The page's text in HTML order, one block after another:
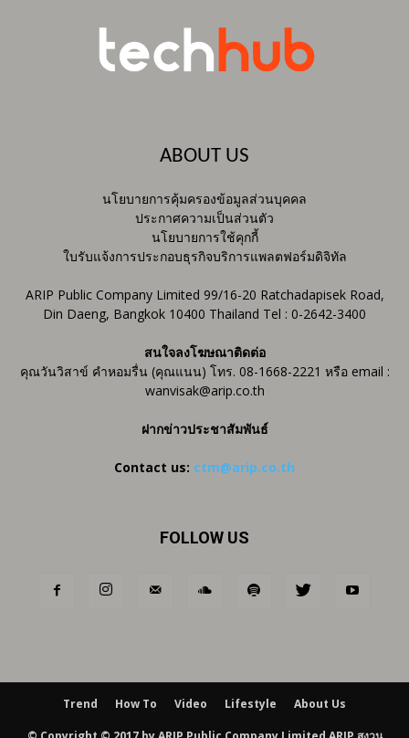
ABOUT US
นโยบายการคุ้มครองข้อมูลส่วนบุคคล
ประกาศความเป็นส่วนตัว
นโยบายการใช้คุกกี้
ใบรับแจ้งการประกอบธุรกิจบริการแพลตฟอร์มดิจิทัล
ARIP Public Company Limited 99/16-20 Ratchadapisek Road,
Din Daeng, Bangkok 10400 Thailand Tel : 0-2642-3400
สนใจลงโฆษณาติดต่อ
คุณวันวิสาข์ คำหอมรื่น (คุณแนน) โทร. 08-1668-2221 หรือ email :
wanvisak@arip.co.th
ฝากข่าวประชาสัมพันธ์
Contact us: ctm@arip.co.th
FOLLOW US
Trend How To Video Lifestyle About Us